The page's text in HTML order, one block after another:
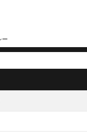
ー
天井画
検見川神社 眞中神社
三島神社 子宝恵方犬
浅間神社
三津嚴島神社 郵送可能